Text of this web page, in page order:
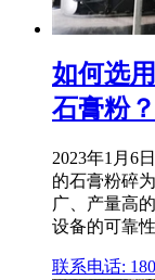
如何选
石膏粉
2023年1月6
的石膏粉碎
广、产量高
设备的可靠
联系电话: